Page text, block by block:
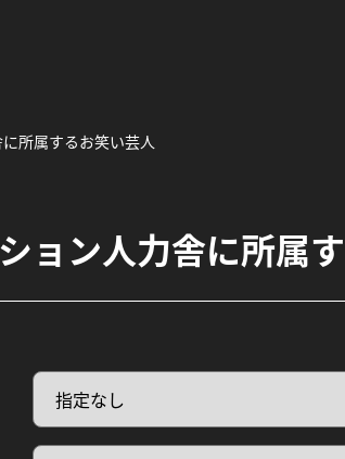
所属するお笑い芸人
ョン人力舎に所属